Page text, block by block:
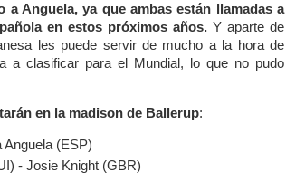
a Anguela, ya que ambas están llamadas a
en estos próximos años.Y aparte de
les puede servir de mucho a la hora de
a clasificar para el Mundial, lo que no pudo
en la madison de Ballerup:
(ESP)
- Josie Knight (GBR)